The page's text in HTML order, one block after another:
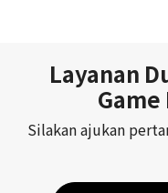
Layanan
Silakan ajukan